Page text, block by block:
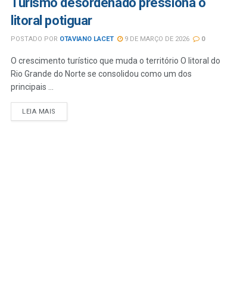
litoral potiguar
POSTADO POR OTAVIANO LACET 9 DE MARÇO DE 2026 0
O crescimento turístico que muda o território O litoral do
Rio Grande do Norte se consolidou como um dos
principais ...
LEIA MAIS